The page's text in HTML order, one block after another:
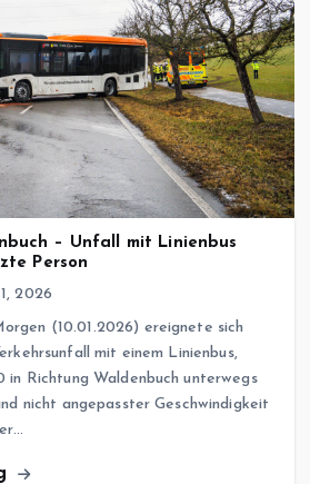
– Unfall mit Linienbus
Person
2026
(10.01.2026) ereignete sich
mit einem Linienbus,
in Richtung Waldenbuch unterwegs
nicht angepasster Geschwindigkeit